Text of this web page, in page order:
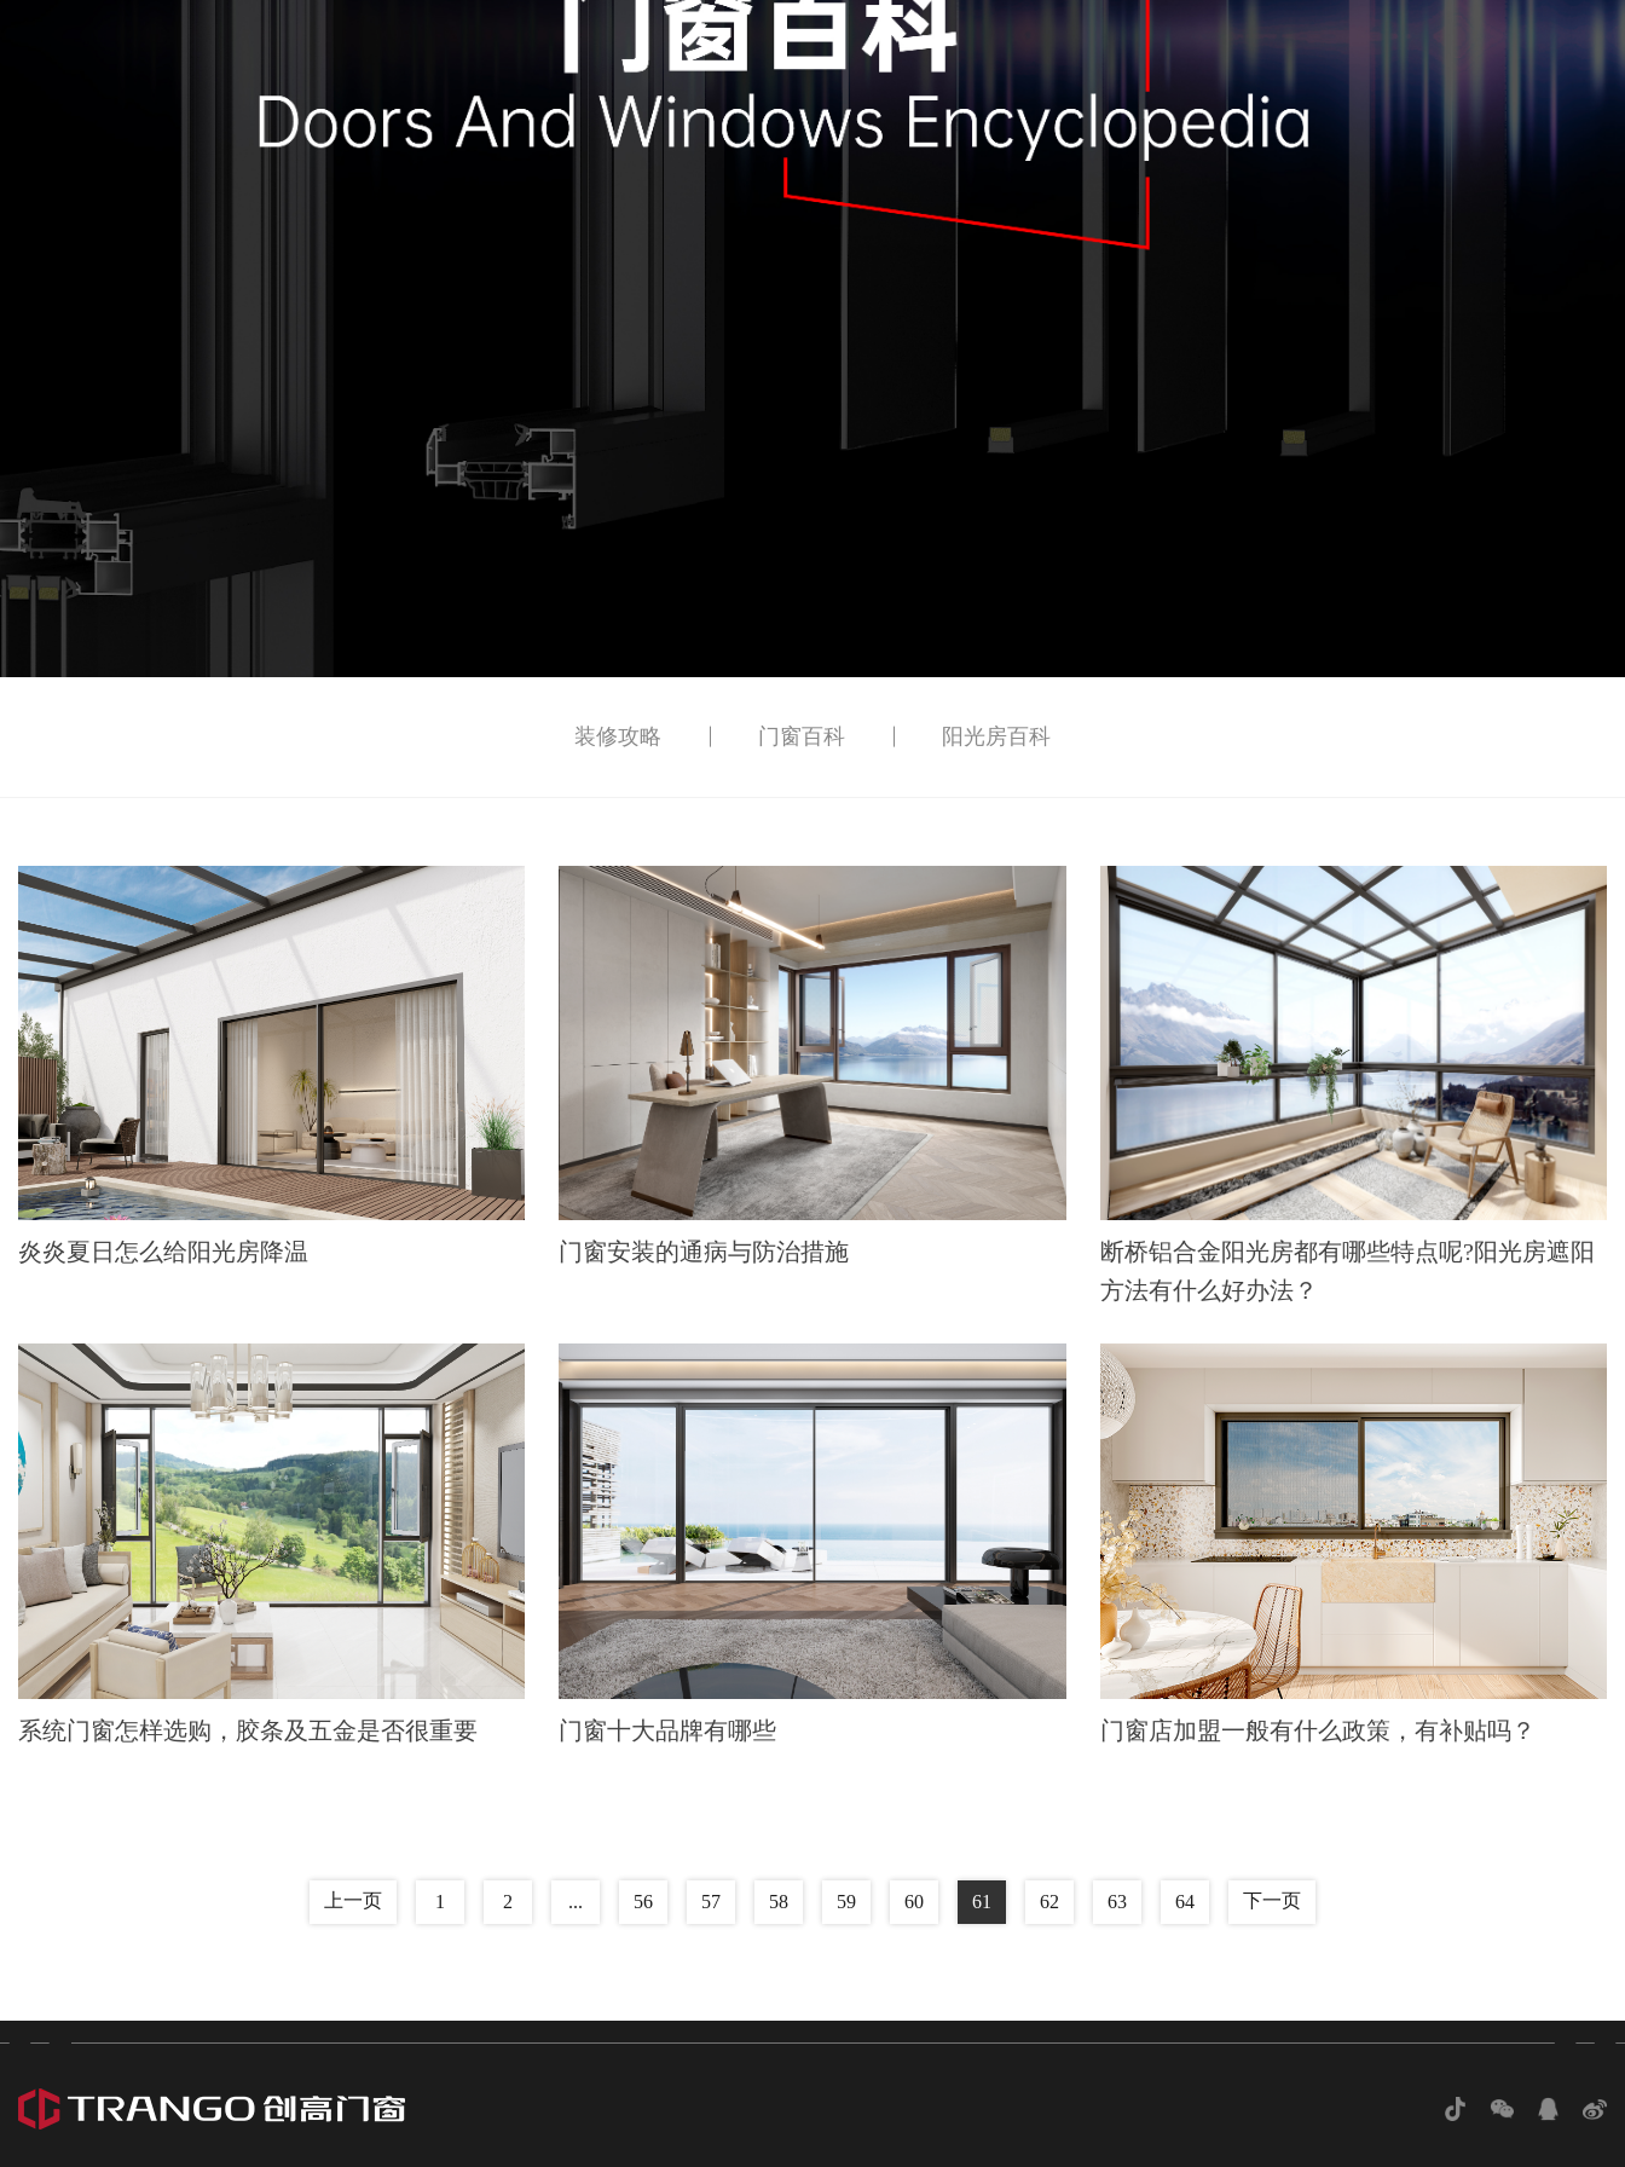
装修攻略 门窗百科 阳光房百科
炎炎夏日怎么给阳光房降温 门窗安装的通病与防治措施
断桥铝合金阳光房都有哪些特点呢?阳光房遮阳
方法有什么好办法？
系统门窗怎样选购，胶条及五金是否很重要 门窗十大品牌有哪些 门窗店加盟一般有什么政策，有补贴吗？
上一页 1 2 ... 56 57 58 59 60 61 62 63 64 下一页